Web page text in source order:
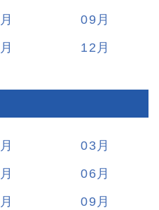
09
12
03
06
09